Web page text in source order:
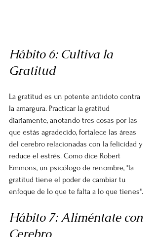
Hábito 6: Cultiva la
Gratitud
La gratitud es un potente antídoto contra
la amargura. Practicar la gratitud
diariamente, anotando tres cosas por las
que estás agradecido, fortalece las áreas
del cerebro relacionadas con la felicidad y
reduce el estrés. Como dice Robert
Emmons, un psicólogo de renombre, "la
gratitud tiene el poder de cambiar tu
enfoque de lo que te falta a lo que tienes".
Hábito 7: Aliméntate con
Cerebro